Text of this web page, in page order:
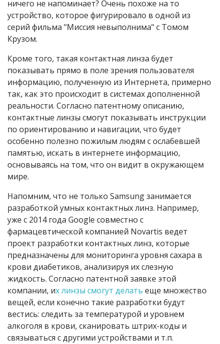
ничего не напоминает? Очень похоже на то
устройство, которое фигурировало в одной из
серий фильма "Миссия невыполнима" с Томом
Крузом.
Кроме того, такая контактная линза будет
показывать прямо в поле зрения пользователя
информацию, полученную из Интернета, примерно
так, как это происходит в системах дополненной
реальности. Согласно патентному описанию,
контактные линзы смогут показывать инструкции
по ориентированию и навигации, что будет
особенно полезно пожилым людям с ослабевшей
памятью, искать в интернете информацию,
основываясь на том, что он видит в окружающем
мире.
Напомним, что не только Samsung занимается
разработкой умных контактных линз. Например,
уже с 2014 года Google совместно с
фармацевтической компанией Novartis ведет
проект разработки контактных линз, которые
предназначены для мониторинга уровня сахара в
крови диабетиков, анализируя их слезную
жидкость. Согласно патентной заявке этой
компании, их линзы смогут делать еще множество
вещей, если конечно такие разработки будут
вестись: следить за температурой и уровнем
алкоголя в крови, сканировать штрих-коды и
связываться с другими устройствами и т.п.